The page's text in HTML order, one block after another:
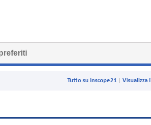
Tutto su inscope21